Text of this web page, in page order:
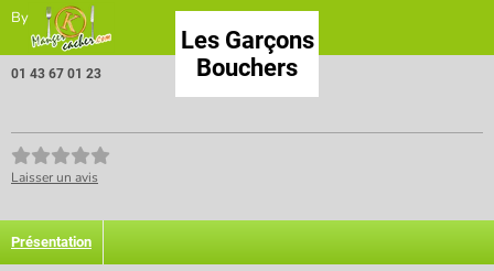
By
Les Garçons
Bouchers
01 43 67 01 23
Laisser un avis
Présentation